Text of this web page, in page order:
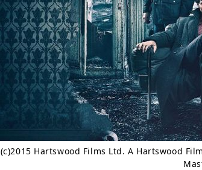
(c)2015 Hartswood Films Ltd. A Hartswood